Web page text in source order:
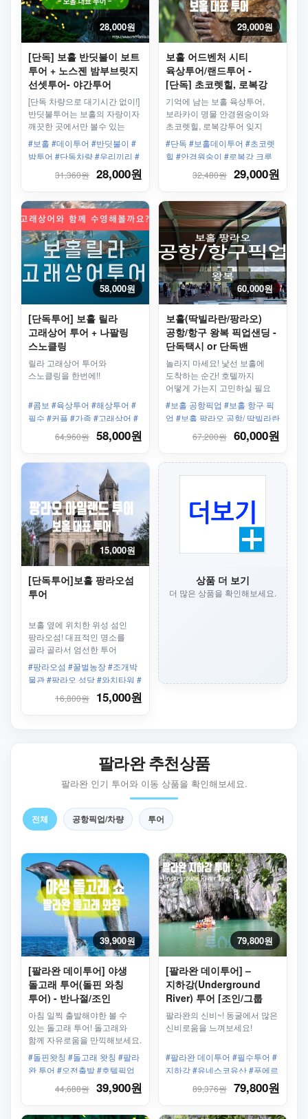
28,000원
[단독] 보홀 반딧불이 보트
투어 + 노스젠 밤부브릿지
선셋투어- 야간투어
[단독 차량으로 대기시간 없이!]
반딧불투어는 보홀의 자랑이자
깨끗한 곳에서만 볼수 있는
투어로 매일밤 크리스마스
트리에 불이 켜진듯 아름다운
풍경이 펼쳐진다.
#보홀 #데이투어 #반딧불이 #
밤투어 #단독차량 #우리끼리 #
선셋투어 #노스젠 #맹글로프
31,360원 28,000원
29,000원
보홀 어드벤처 시티
육상투어/랜드투어 -
[단독] 초코렛힐, 로복강
플로팅 레스토랑/마사지
(선택가능) 데이투어
기억에 남는 보홀 육상투어,
보라카이 명물 안경원숭이와
초코렛힐, 로복강투어 잊지
못할 투어가 되실 껍니다.
#단독 #보홀데이투어 #초코렛
힐 #안경원숭이 #로복강 크루
즈 #나비농장 #행잉 브릿지 #보
홀시티투어 #보홀랜드투어
32,480원 29,000원
58,000원
[단독투어] 보홀 릴라
고래상어 투어 + 나팔링
스노클링
릴라 고래상어 투어와
스노클링을 한번에!!
#콤보 #육상투어 #해상투어 #
필수 #커플 #가족 #고래상어 #
릴라 #나팔링 #스노클링
64,960원 58,000원
60,000원
보홀(딱빌라란/팡라오)
공항/항구 왕복 픽업샌딩 -
단독택시 or 단독밴
놀라지 마세요! 낯선 보홀에
도착하는 순간! 호텔까지
어떻게 가는지 고민하실 필요
없습니다. 미스터세부의 단독
픽업서비스를 이용하세요!
#보홀 공항픽업 #보홀 항구 픽
업 #보홀 팡라오 공항/ 딱빌라란
공항 #딱빌라란 픽업 #단독밴 #
단독택시 #왕복
67,200원 60,000원
15,000원
[단독투어]보홀 팡라오섬
투어
보홀 옆에 위치한 위성 섬인
팡라오섬! 대표적인 명소를
골라 골라서 엄선한 투어
입니다.
#팡라오섬 #꿀벌농장 #조개박
물관 #팡라오 성당 #와치타워 #
히나다난 동굴 #보홀 데이투어
16,800원 15,000원
상품 더 보기
더 많은 상품을 확인해보세요.
팔라완 추천상품
팔라완 인기 투어와 이동 상품을 확인해보세요.
전체 공항픽업/차량 투어
39,900원
[팔라완 데이투어] 야생
돌고래 투어(돌핀 와칭
투어) - 반나절/조인
아침 일찍 출발해야한 볼 수
있는 돌고래 투어! 돌고래와
함께 자유로움을 만끽해보세요.
오직 4월~10월만 볼수
있습니다.
#돌핀왓칭 #돌고래 왓칭 #팔라
완 투어 #오전출발 #호텔픽업
샌딩 #방카보트 #조인투어
44,688원 39,900원
79,800원
[팔라완 데이투어] –
지하강(Underground
River) 투어 [조인/그룹
투어]
팔라완의 신비~! 동굴에서 많은
신비로움을 느껴보세요!
#팔라완 데이투어 #필수투어 #
지하강 #유네스코유산 #푸에르
토 프린세사 #공항픽업가능
89,376원 79,800원